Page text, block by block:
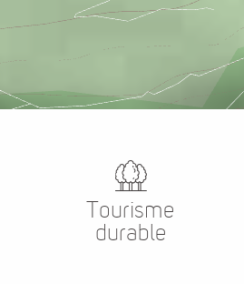
Tourisme
durable